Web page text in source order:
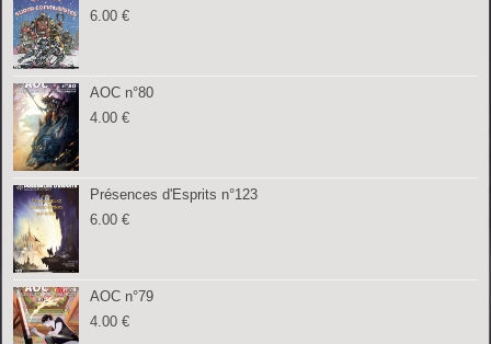
6.00€
AOC n°80
4.00€
Présences d'Esprits n°123
6.00€
AOC n°79
4.00€